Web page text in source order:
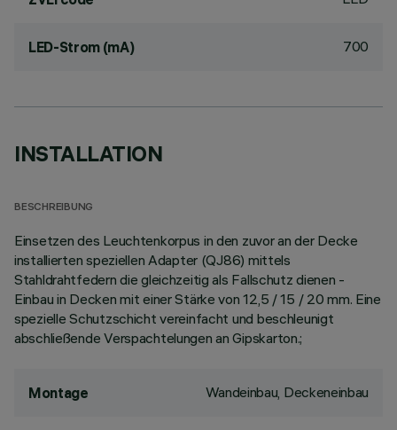
LED-Strom (mA) 700
INSTALLATION
BESCHREIBUNG
Einsetzen des Leuchtenkorpus in den zuvor an der Decke
installierten speziellen Adapter (QJ86) mittels
Stahldrahtfedern die gleichzeitig als Fallschutz dienen -
Einbau in Decken mit einer Stärke von 12,5 / 15 / 20 mm. Eine
spezielle Schutzschicht vereinfacht und beschleunigt
abschließende Verspachtelungen an Gipskarton.;
Montage Wandeinbau, Deckeneinbau